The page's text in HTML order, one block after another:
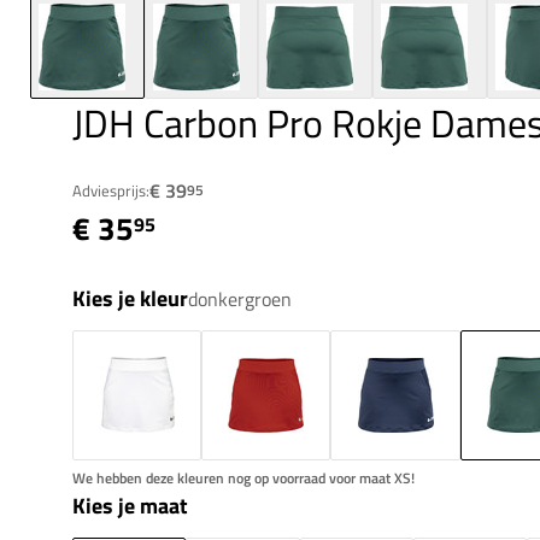
JDH Carbon Pro Rokje
Adviesprijs:€ 3995
€ 3595
Kies je kleurdonkergroen
We hebben deze kleuren nog op voorraad voor maat XS!
Kies je maat